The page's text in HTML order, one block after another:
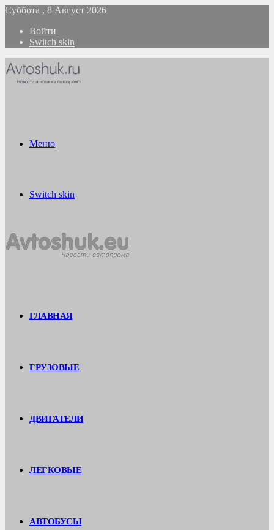
Суббота , 8 Август 2026
Войти
Switch skin
Меню
Switch skin
ГЛАВНАЯ
ГРУЗОВЫЕ
ДВИГАТЕЛИ
ЛЕГКОВЫЕ
АВТОБУСЫ